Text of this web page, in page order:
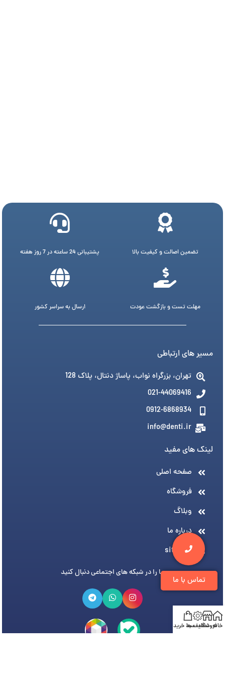
تماس با ما
تضمین اصالت و کیفیت بالا پشتیبانی 24 ساعته در 7 روز هفته
مهلت تست و بازگشت عودت ارسال به سراسر کشور
مسیر های ارتباطی
تهران، بزرگراه نواب، پاساژ دنتال، پلاک 128
021-44069416
0912-6868934
info@denti.ir
لینک های مفید
صفحه اصلی
فروشگاه
وبلاگ
درباره ما
sitemap
ما را در شبکه های اجتماعی دنبال کنید
خانهفروشگاه
تخفیف هاسبد خرید